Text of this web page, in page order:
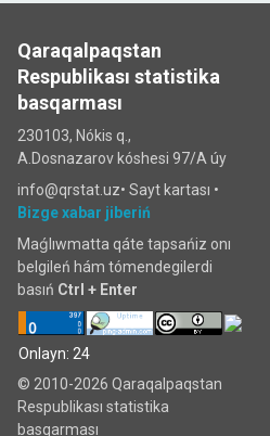
Qaraqalpaqstan
Respublikası statistika
basqarması
230103, Nókis q.,
A.Dosnazarov kóshesi 97/A úy
info@qrstat.uz• Sayt kartası •
Bizge xabar jiberiń
Maǵlıwmatta qáte tapsańiz onı
belgileń hám tómendegilerdi
basıń Ctrl + Enter
Onlayn: 24
© 2010-2026 Qaraqalpaqstan
Respublikası statistika
basqarması